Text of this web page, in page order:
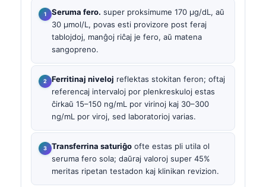
Seruma fero. super proksimume 170 µg/dL, aŭ
30 µmol/L, povas esti provizore post feraj
tablojdoj, manĝoj riĉaj je fero, aŭ matena
sangopreno.
Ferritinaj niveloj reflektas stokitan feron; oftaj
referencaj intervaloj por plenkreskuloj estas
ĉirkaŭ 15–150 ng/mL por virinoj kaj 30–300
ng/mL por viroj, sed laboratorioj varias.
Transferrina saturiĝo ofte estas pli utila ol
seruma fero sola; daŭraj valoroj super 45%
meritas ripetan testadon kaj klinikan revizion.